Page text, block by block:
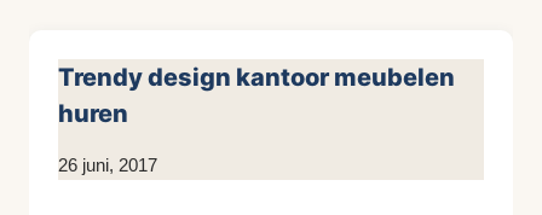
Trendy design kantoor meubelen
huren
Door
26 juni, 2017